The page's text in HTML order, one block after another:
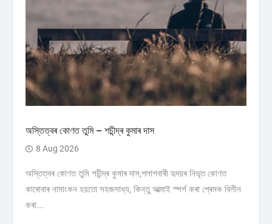
অস্তিত্বৰ কোণত তুমি – শচীন্দ্ৰ কুমাৰ দাস
8 Aug 2026
অস্তিত্বৰ কোণত তুমি শচীন্দ্ৰ কুমাৰ দাস,পলাশবাৰী হৃদয়ৰ নিভৃত কোণত
কাৰোবাৰ নামাংকন হয়তো সহজসাধ্য, কিন্তু আত্মাই স্পৰ্শ কৰা প্ৰেমক বিলীন
কৰা...